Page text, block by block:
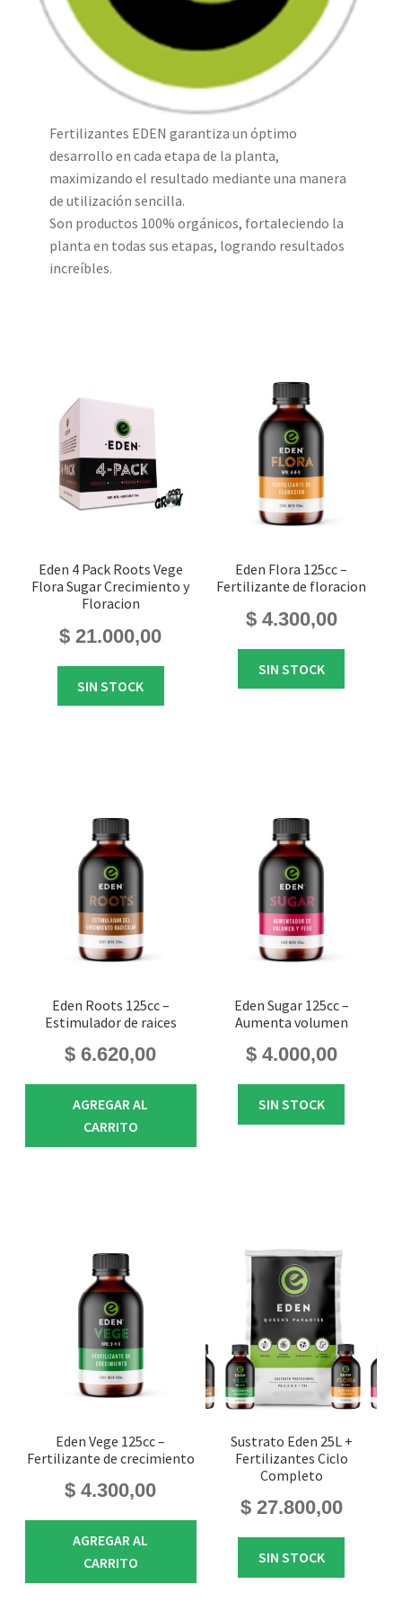
Fertilizantes EDEN garantiza un óptimo
desarrollo en cada etapa de la planta,
maximizando el resultado mediante una manera
de utilización sencilla.
Son productos 100% orgánicos, fortaleciendo la
planta en todas sus etapas, logrando resultados
increíbles.
Eden 4 Pack Roots Vege
Flora Sugar Crecimiento y
Floracion
$ 21.000,00
SIN STOCK
Eden Flora 125cc –
Fertilizante de floracion
$4.300,00
SIN STOCK
Eden Roots 125cc –
Estimulador de raices
$ 6.620,00
AGREGAR AL
CARRITO
Eden Sugar 125cc –
Aumenta volumen
$4.000,00
SIN STOCK
Eden Vege 125cc –
Fertilizante de crecimiento
$ 4.300,00
AGREGAR AL
CARRITO
Sustrato Eden 25L +
Fertilizantes Ciclo
Completo
$27.800,00
SIN STOCK